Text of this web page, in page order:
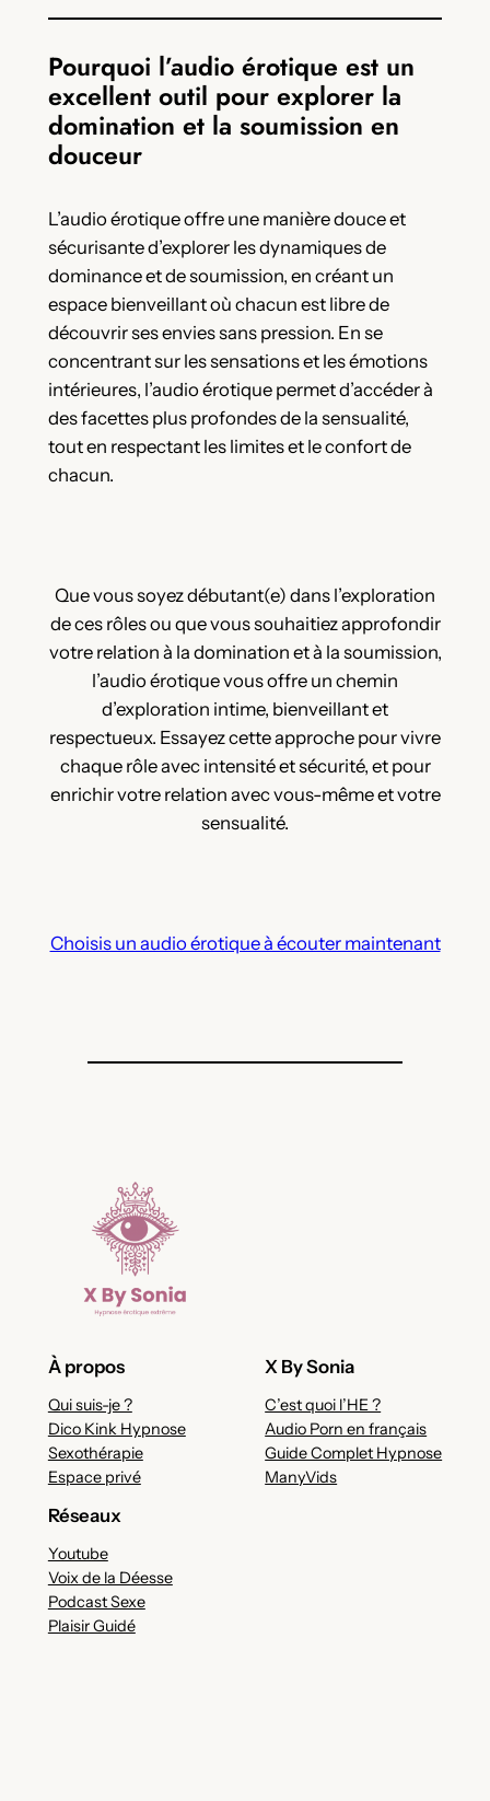
Pourquoi l’audio érotique est un
excellent outil pour explorer la
domination et la soumission en
douceur
L’audio érotique offre une manière douce et
sécurisante d’explorer les dynamiques de
dominance et de soumission, en créant un
espace bienveillant où chacun est libre de
découvrir ses envies sans pression. En se
concentrant sur les sensations et les émotions
intérieures, l’audio érotique permet d’accéder à
des facettes plus profondes de la sensualité,
tout en respectant les limites et le confort de
chacun.
Que vous soyez débutant(e) dans l’exploration
de ces rôles ou que vous souhaitiez approfondir
votre relation à la domination et à la soumission,
l’audio érotique vous offre un chemin
d’exploration intime, bienveillant et
respectueux. Essayez cette approche pour vivre
chaque rôle avec intensité et sécurité, et pour
enrichir votre relation avec vous-même et votre
sensualité.
Choisis un audio érotique à écouter maintenant
À propos
Qui suis-je ?
Dico Kink Hypnose
Sexothérapie
Espace privé
X By Sonia
C’est quoi l’HE ?
Audio Porn en français
Guide Complet Hypnose
ManyVids
Réseaux
Youtube
Voix de la Déesse
Podcast Sexe
Plaisir Guidé